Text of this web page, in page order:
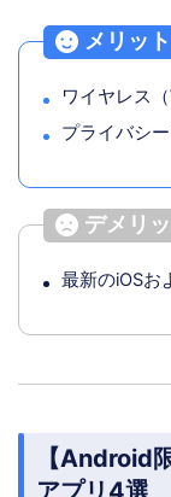
メリット
ワイヤレス
プライバシ
デメリ
最新のiOSお
【Android
アプリ4選